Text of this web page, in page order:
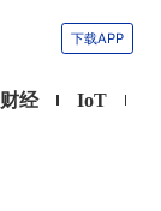
下载APP
经 IoT